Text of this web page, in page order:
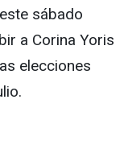
este sábado
a Corina Yoris
elecciones